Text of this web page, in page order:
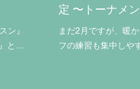
ン』
と…
定 〜トーナメ
まだ2月ですが、暖
フの練習も集中しや